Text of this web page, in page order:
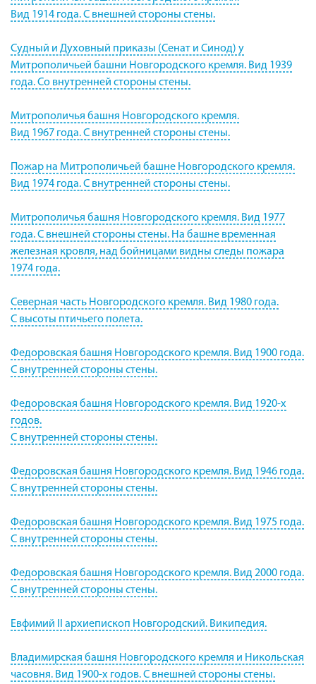
Вид 1914 года. С внешней стороны стены.
Судный и Духовный приказы (Сенат и Синод) у
Митрополичьей башни Новгородского кремля. Вид 1939
года. Со внутренней стороны стены.
Митрополичья башня Новгородского кремля.
Вид 1967 года. С внутренней стороны стены.
Пожар на Митрополичьей башне Новгородского кремля.
Вид 1974 года. С внутренней стороны стены.
Митрополичья башня Новгородского кремля. Вид 1977
года. С внешней стороны стены. На башне временная
железная кровля, над бойницами видны следы пожара
1974 года.
Северная часть Новгородского кремля. Вид 1980 года.
С высоты птичьего полета.
Федоровская башня Новгородского кремля. Вид 1900 года.
С внутренней стороны стены.
Федоровская башня Новгородского кремля. Вид 1920-х
годов.
С внутренней стороны стены.
Федоровская башня Новгородского кремля. Вид 1946 года.
С внутренней стороны стены.
Федоровская башня Новгородского кремля. Вид 1975 года.
С внутренней стороны стены.
Федоровская башня Новгородского кремля. Вид 2000 года.
С внутренней стороны стены.
Евфимий II архиепископ Новгородский. Википедия.
Владимирская башня Новгородского кремля и Никольская
часовня. Вид 1900-х годов. С внешней стороны стены.